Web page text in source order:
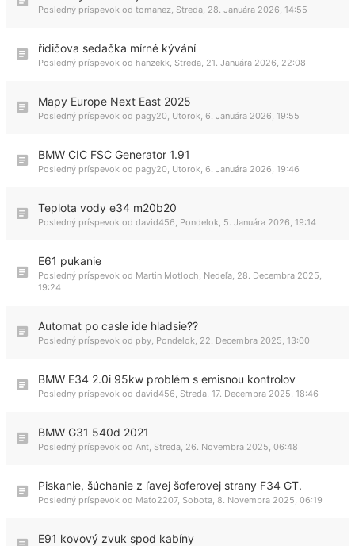
Posledný príspevok od tomanez, Streda, 28. Januára 2026, 14:55
řidičova sedačka mírné kývání
Posledný príspevok od hanzekk, Streda, 21. Januára 2026, 22:08
Mapy Europe Next East 2025
Posledný príspevok od pagy20, Utorok, 6. Januára 2026, 19:55
BMW CIC FSC Generator 1.91
Posledný príspevok od pagy20, Utorok, 6. Januára 2026, 19:46
Teplota vody e34 m20b20
Posledný príspevok od david456, Pondelok, 5. Januára 2026, 19:14
E61 pukanie
Posledný príspevok od Martin Motloch, Nedeľa, 28. Decembra 2025,
19:24
Automat po casle ide hladsie??
Posledný príspevok od pby, Pondelok, 22. Decembra 2025, 13:00
BMW E34 2.0i 95kw problém s emisnou kontrolov
Posledný príspevok od david456, Streda, 17. Decembra 2025, 18:46
BMW G31 540d 2021
Posledný príspevok od Ant, Streda, 26. Novembra 2025, 06:48
Piskanie, šúchanie z ľavej šoferovej strany F34 GT.
Posledný príspevok od Maťo2207, Sobota, 8. Novembra 2025, 06:19
E91 kovový zvuk spod kabíny